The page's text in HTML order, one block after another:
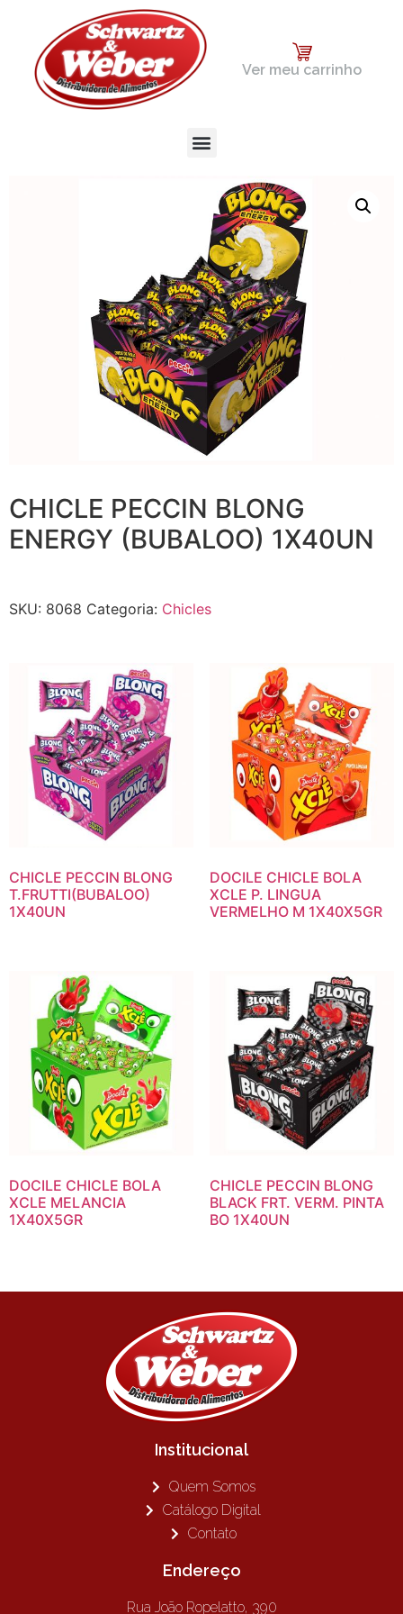
Ver meu carrinho
CHICLE PECCIN BLONG
ENERGY (BUBALOO) 1X40UN
SKU: 8068 Categoria: Chicles
CHICLE PECCIN BLONG
T.FRUTTI(BUBALOO)
1X40UN
DOCILE CHICLE BOLA
XCLE P. LINGUA
VERMELHO M 1X40X5GR
DOCILE CHICLE BOLA
XCLE MELANCIA
1X40X5GR
CHICLE PECCIN BLONG
BLACK FRT. VERM. PINTA
BO 1X40UN
Institucional
Quem Somos
Catálogo Digital
Contato
Endereço
Rua João Ropelatto, 390